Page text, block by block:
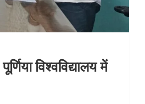
विश्वविद्यालय में